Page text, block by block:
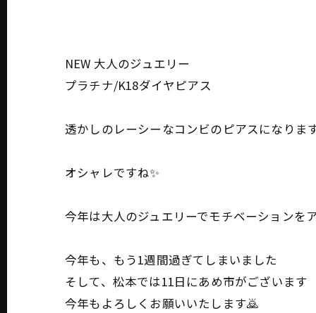
NEW 大人のジュエリー
プラチナ/K18ダイヤピアス
透かしのレーシーなコンビのピアスになりま
オシャレですね✨️
今年は大人のジュエリーでモチベーションを
今年も、もう1週間過ぎてしまいました
そして、松本では11日にあめ市がございます
今年もよろしくお願いいたします🙇